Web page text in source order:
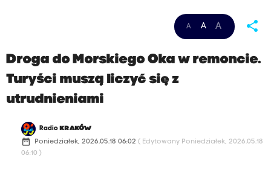
A A A share
Droga do Morskiego Oka w remoncie.
Turyści muszą liczyć się z
utrudnieniami
Radio KRAKÓW
date_range Poniedziałek, 2026.05.18 06:02 ( Edytowany Poniedziałek, 2026.05.18
06:10 )